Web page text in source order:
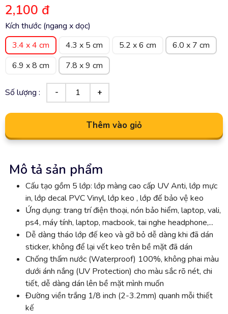
2,100 đ
Kích thước (ngang x dọc)
3.4 x 4 cm
4.3 x 5 cm 5.2 x 6 cm
6.0 x 7 cm
6.9 x 8 cm
7.8 x 9 cm
Số lượng :
Thêm vào giỏ
Mô tả sản phẩm
Cấu tạo gồm 5 lớp: lớp màng cao cấp UV Anti, lớp mực
in, lớp decal PVC Vinyl, lớp keo , lớp đế bảo vệ keo
Ứng dụng: trang trí điện thoại, nón bảo hiểm, laptop, vali,
ps4, máy tính, laptop, macbook, tai nghe headphone,...
Dễ dàng tháo lớp đế keo và gỡ bỏ dễ dàng khi đã dán
sticker, không để lại vết keo trên bề mặt đã dán
Chống thấm nước (Waterproof) 100%, không phai màu
dưới ánh nắng (UV Protection) cho màu sắc rõ nét, chi
tiết, dễ dàng dán lên bề mặt mình muốn
Đường viền trắng 1/8 inch (2-3.2mm) quanh mỗi thiết
kế